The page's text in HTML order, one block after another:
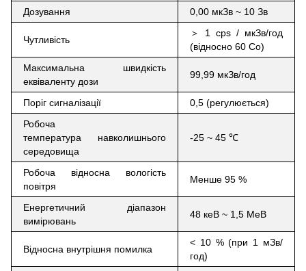
Дозування 0,00 мкЗв ~ 10 Зв
Чутливість
＞
1 cps / мкЗв/год
(відносно 60 Co)
Максимальна швидкість
еквіваленту дози
99,99 мкЗв/год
Поріг сигналізації
0,5 (регулюється)
Робоча
температура навколишнього
середовища
-25 ~ 45℃
Робоча відносна вологість
повітря
Менше 95 %
Енергетичний діапазон
вимірювань
48 кеВ ~ 1,5 МеВ
Відносна внутрішня помилка
< 10 % (при 1 мЗв/
год)